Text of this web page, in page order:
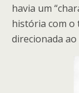
havia um
história com o
direcionada ao